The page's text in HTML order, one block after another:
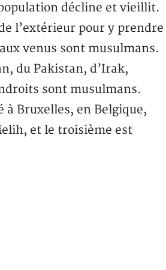
décline et vieillit.
l’extérieur pour y prendre
venus sont musulmans.
du Pakistan, d’Irak,
sont musulmans.
à Bruxelles, en Belgique,
et le troisième est